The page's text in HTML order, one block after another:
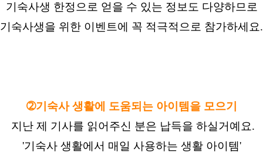
기숙사생 한정으로 얻을 수 있는 정보도 다양하므로
기숙사생을 위한 이벤트에 꼭 적극적으로 참가하세요.
➁기숙사 생활에 도움되는 아이템을 모으기
지난 제 기사를 읽어주신 분은 납득을 하실거예요.
'기숙사 생활에서 매일 사용하는 생활 아이템'